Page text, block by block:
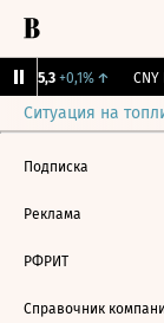
115,3 +0,1%↑ CNY
Ситуация на
Подписка
Реклама
РФРИТ
Справочник